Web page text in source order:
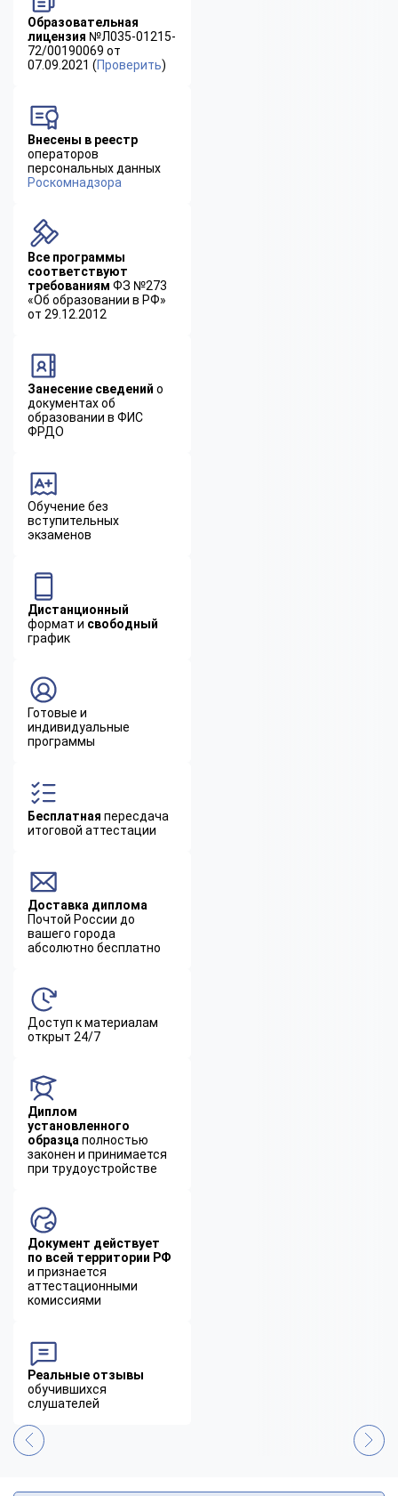
Образовательная
лицензия №Л035-01215-
72/00190069 от
07.09.2021 (Проверить)
Внесены в реестр
операторов
персональных данных
Роскомнадзора
Все программы
соответствуют
требованиям ФЗ №273
«Об образовании в РФ»
от 29.12.2012
Занесение сведений о
документах об
образовании в ФИС
ФРДО
Обучение без
вступительных
экзаменов
Дистанционный
формат и свободный
график
Готовые и
индивидуальные
программы
Бесплатная пересдача
итоговой аттестации
Доставка диплома
Почтой России до
вашего города
абсолютно бесплатно
Доступ к материалам
открыт 24/7
Диплом
установленного
образца полностью
законен и принимается
при трудоустройстве
Документ действует
по всей территории РФ
и признается
аттестационными
комиссиями
Реальные отзывы
обучившихся
слушателей